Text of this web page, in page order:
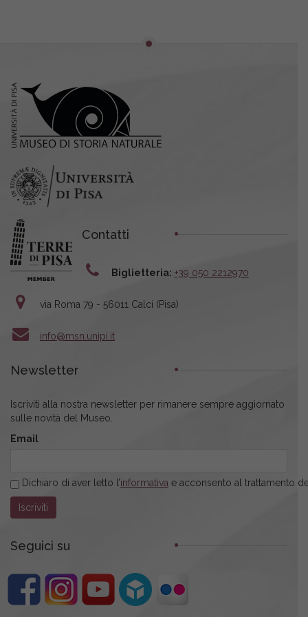
Contatti
Biglietteria: +39 050 2212970
via Roma 79 - 56011 Calci (Pisa)
info@msn.unipi.it
Newsletter
Iscriviti alla nostra newsletter per rimanere sempre aggiornato
sulle novità del Museo.
Email
Dichiaro di aver letto l’informativa e acconsento al trattamento
Seguici su